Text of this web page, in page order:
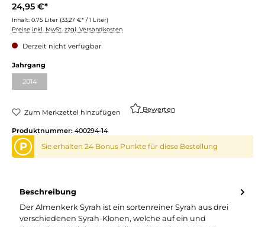
24,95 €*
Inhalt: 0.75 Liter (33,27 €* / 1 Liter)
Preise inkl. MwSt. zzgl. Versandkosten
Derzeit nicht verfügbar
Jahrgang
2014
Zum Merkzettel hinzufügen Bewerten
Produktnummer: 400294-14
P Sie erhalten 24 Bonus Punkte für diese Bestellung
Beschreibung
Der Almenkerk Syrah ist ein sortenreiner Syrah aus drei
verschiedenen Syrah-Klonen, welche auf ein und